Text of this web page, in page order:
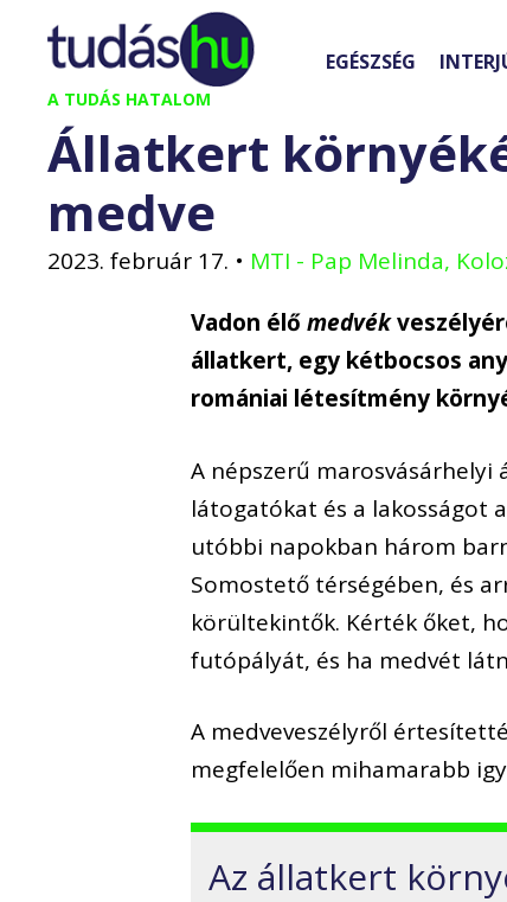
Kilépés
tartalomba
A TUDÁS HATALOM
EGÉSZSÉG
Állatkert
medve
2023. február 17. • MTI - Pap Melinda,
Vadon élőmedvék
állatkert, egy kétbocsos
romániai létesítmény
A népszerű
látogatókat és a lakosságot
utóbbi napokban három
Somostető térségében, és
körültekintők. Kérték őket,
futópályát, és ha medvét
A medveveszélyről
megfelelően mihamarabb
Az állatkert